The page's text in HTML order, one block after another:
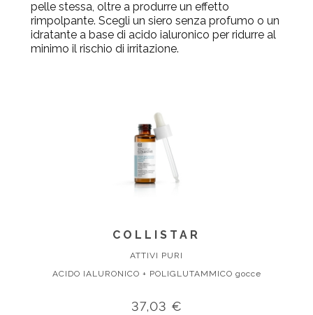
pelle stessa, oltre a produrre un effetto
rimpolpante. Scegli un siero senza profumo o un
idratante a base di acido ialuronico per ridurre al
minimo il rischio di irritazione.
COLLISTAR
ATTIVI PURI
ACIDO IALURONICO + POLIGLUTAMMICO gocce
37,03 €